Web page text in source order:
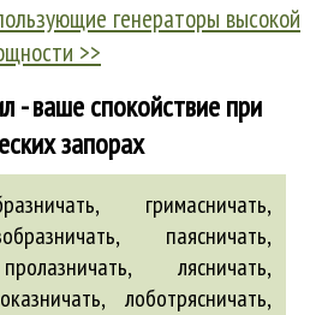
генераторы высокой
>>
- ваше спокойствие при
запорах
, гримасничать,
, паясничать,
пролазничать, лясничать,
, лоботрясничать,